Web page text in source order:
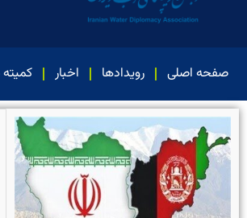
صفحه اصلی رویدادها اخبار